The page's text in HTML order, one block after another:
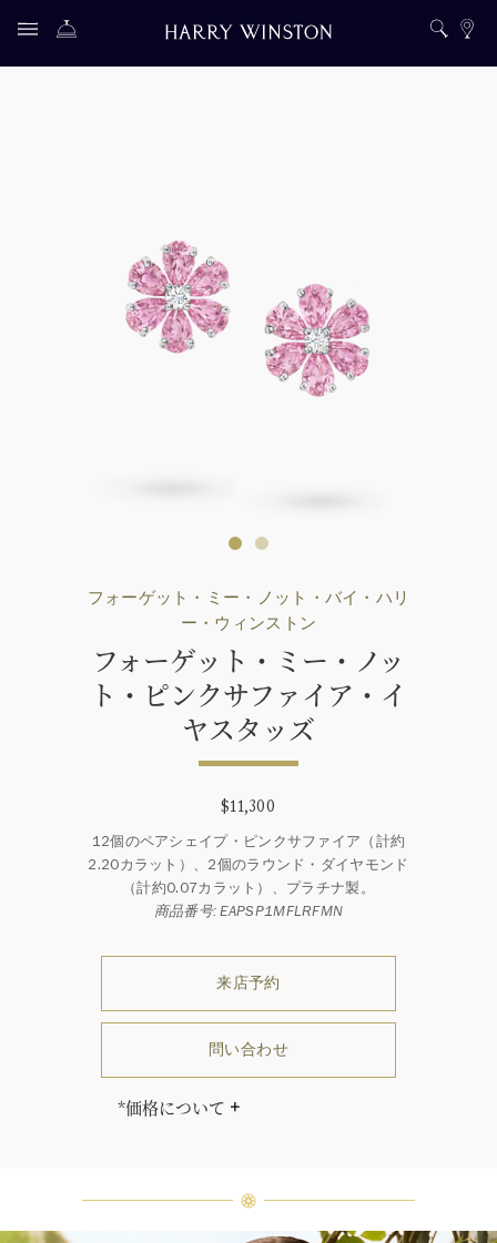
フォーゲット・ミー・ノット・バイ・ハリ
ー・ウィンストン
フォーゲット・ミー・ノッ
ト・ピンクサファイア・イ
ヤスタッズ
$11,300
12個のペアシェイプ・ピンクサファイア（計約
2.20カラット）、2個のラウンド・ダイヤモンド
（計約0.07カラット）、プラチナ製。
商品番号: EAPSP1MFLRFMN
来店予約
問い合わせ
*価格について
ウィンストンによって厳選された最
高品質のダイヤモンド及びジェムス